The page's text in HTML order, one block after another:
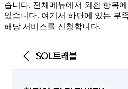
습니다. 전체메뉴에서 외환 항목
있습니다. 여기서 하단에 있는 부
해당 서비스를 신청합니다.